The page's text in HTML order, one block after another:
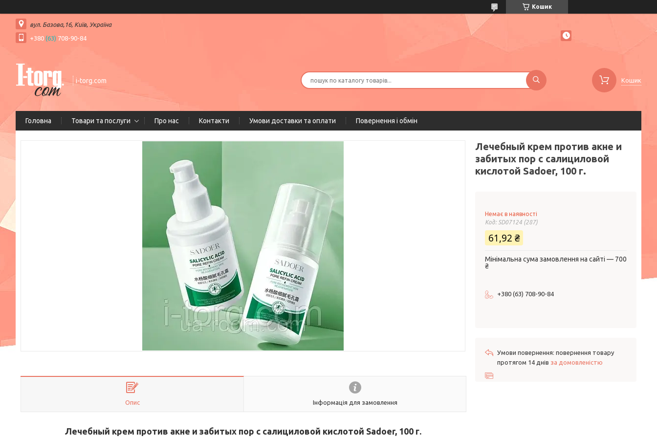
Кошик
вул. Базова,16, Київ, Україна
+380 (63) 708-90-84
i-torg.com Кошик
Головна Товари та послуги Про нас Контакти Умови доставки та оплати Повернення і обмін
Опис Інформація для замовлення
Лечебный крем против акне и забитых пор с салициловой кислотой Sadoer, 100 г.
Лечебный крем против акне и
забитых пор с салициловой
кислотой Sadoer, 100 г.
Немає в наявності
Код: SD07124 (287)
61,92 ₴
Мінімальна сума замовлення на сайті — 700
₴
+380 (63) 708-90-84
повернення товару
протягом 14 днів за домовленістю